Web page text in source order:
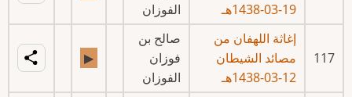
19-03-1438هـ
الفوزان
117
إغاثة اللهفان من
مصائد الشيطان
12-03-1438هـ
صالح بن
فوزان
الفوزان
▶